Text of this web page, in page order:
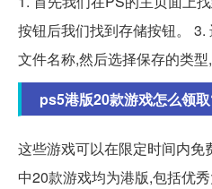
按钮后我们找到存储按钮。
文件名称,然后选择保存的类型
ps5港版20款游戏怎么领
这些游戏可以在限定时间内
中20款游戏均为港版,包括优